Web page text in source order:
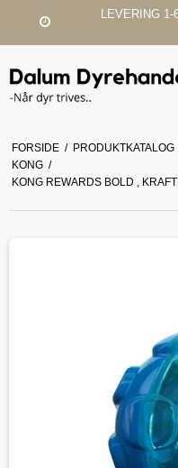
LEVERING 1-6
FORSIDE / PRODUKTKATALOG
KONG /
KONG REWARDS BOLD ,